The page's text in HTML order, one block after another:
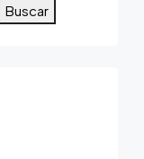
Buscar